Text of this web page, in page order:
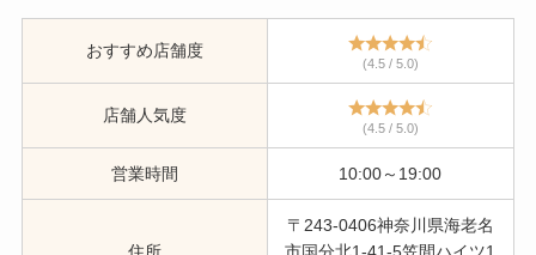
おすすめ店舗度
(4.5 / 5.0)
店舗人気度
(4.5 / 5.0)
営業時間 10:00～19:00
〒243-0406神奈川県海老名